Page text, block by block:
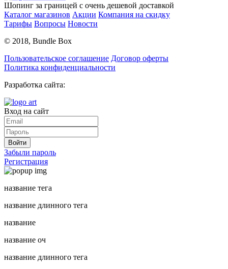
Шопинг за границей с очень дешевой доставкой
Каталог магазинов Акции Компания на скидку
Тарифы Вопросы Новости
© 2018, Bundle Box
Пользовательское соглашение Договор оферты
Политика конфиденциальности
Разработка сайта:
Вход на сайт
Войти
Забыли пароль
Регистрация
название тега
название длинного тега
название
название оч
название длинного тега